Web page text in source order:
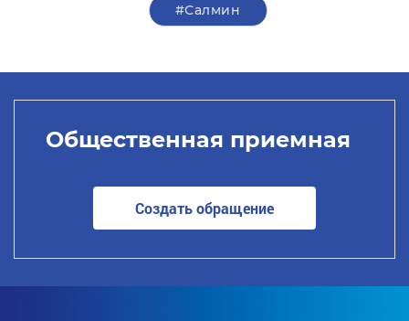
#Салмин
Общественная приемная
Создать обращение